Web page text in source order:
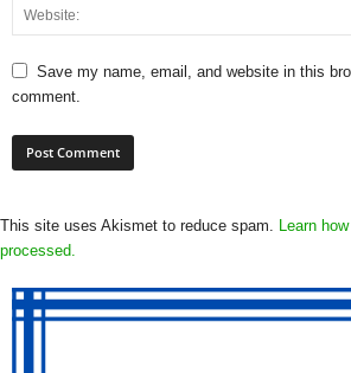
Save my name, email, and website in this
comment.
This site uses Akismet to reduce spam. Learn
processed.